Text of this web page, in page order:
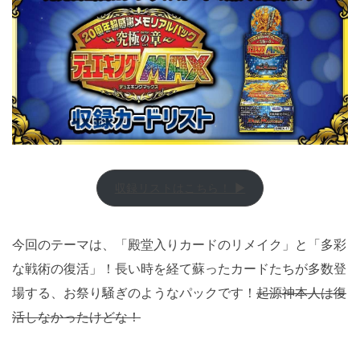
今回のテーマは、「殿堂入りカードのリメイク」と「多彩
な戦術の復活」！長い時を経て蘇ったカードたちが多数登
場する、お祭り騒ぎのようなパックです！ 起源神本人は復
活しなかったけどな！